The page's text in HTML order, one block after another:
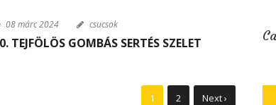
08 márc 2024 csucsok
TEJFÖLÖS GOMBÁS SERTÉS SZELET
1 2 Next ›